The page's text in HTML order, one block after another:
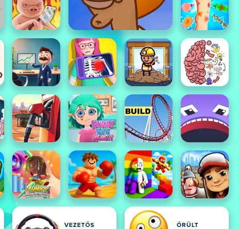
VEZETŐS
ŐRÜLT